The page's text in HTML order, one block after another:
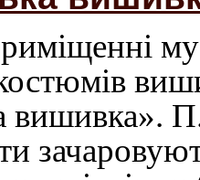
вишивка».